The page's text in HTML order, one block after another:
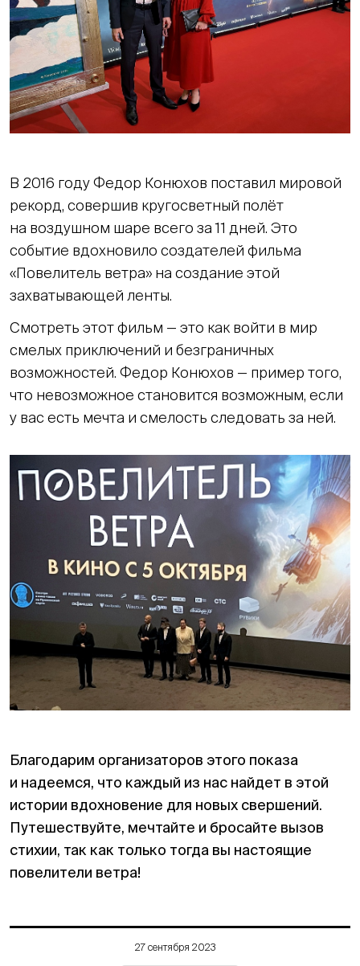
В 2016 году Федор Конюхов поставил мировой
рекорд, совершив кругосветный полёт
на воздушном шаре всего за 11 дней. Это
событие вдохновило создателей фильма
«Повелитель ветра» на создание этой
захватывающей ленты.
Смотреть этот фильм — это как войти в мир
смелых приключений и безграничных
возможностей. Федор Конюхов — пример того,
что невозможное становится возможным, если
у вас есть мечта и смелость следовать за ней.
Благодарим организаторов этого показа
и надеемся, что каждый из нас найдет в этой
истории вдохновение для новых свершений.
Путешествуйте, мечтайте и бросайте вызов
стихии, так как только тогда вы настоящие
повелители ветра!
27 сентября 2023